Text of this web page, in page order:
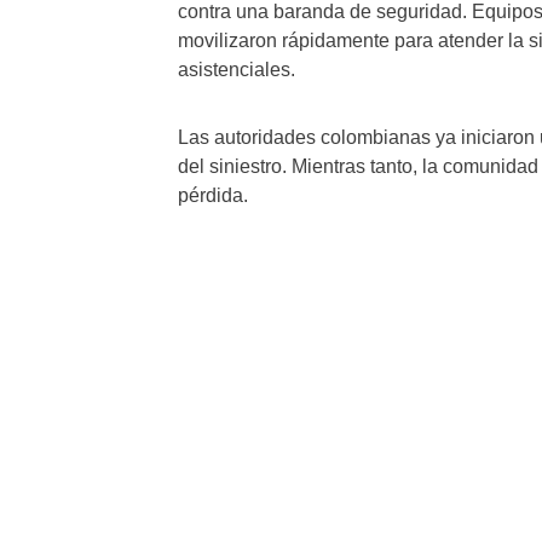
contra una baranda de seguridad.
movilizaron rápidamente para atender la
asistenciales.
Las autoridades colombianas ya
del siniestro. Mientras tanto, la
pérdida.